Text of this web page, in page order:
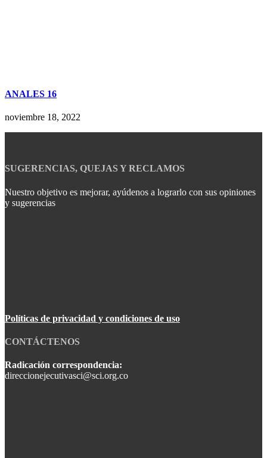
ANALES 16
noviembre 18, 2022
SUGERENCIAS, QUEJAS Y RECLAMOS
Nuestro objetivo es mejorar, ayúdenos a lograrlo con sus opiniones
y sugerencias
Políticas de privacidad y condiciones de uso
CONTÁCTENOS
Radicación correspondencia:
direccionejecutivasci@sci.org.co